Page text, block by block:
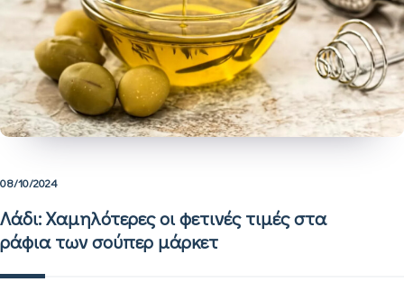
08/10/2024
Λάδι: Χαμηλότερες οι φετινές τιμές στα
ράφια των σούπερ μάρκετ